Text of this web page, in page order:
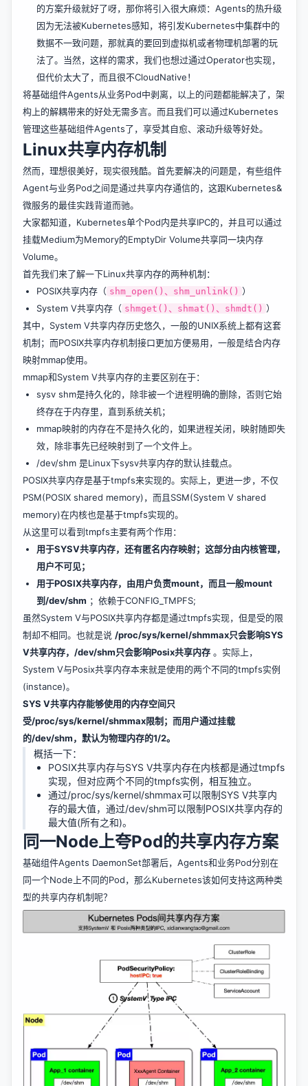
的方案升级就好了呀，那你将引入很大麻烦：Agents的热升级
因为无法被Kubernetes感知，将引发Kubernetes中集群中的
数据不一致问题，那就真的要回到虚拟机或者物理机部署的玩
法了。当然，这样的需求，我们也想过通过Operator也实现，
但代价太大了，而且很不CloudNative！
将基础组件Agents从业务Pod中剥离，以上的问题都能解决了，架
构上的解耦带来的好处无需多言。而且我们可以通过Kubernetes
管理这些基础组件Agents了，享受其自愈、滚动升级等好处。
Linux共享内存机制
然而，理想很美好，现实很残酷。首先要解决的问题是，有些组件
Agent与业务Pod之间是通过共享内存通信的，这跟Kubernetes&
微服务的最佳实践背道而驰。
大家都知道，Kubernetes单个Pod内是共享IPC的，并且可以通过
挂载Medium为Memory的EmptyDir Volume共享同一块内存
Volume。
首先我们来了解一下Linux共享内存的两种机制：
POSIX共享内存（ shm_open()、shm_unlink() ）
System V共享内存（ shmget()、shmat()、shmdt() ）
其中，System V共享内存历史悠久，一般的UNIX系统上都有这套
机制；而POSIX共享内存机制接口更加方便易用，一般是结合内存
映射mmap使用。
mmap和System V共享内存的主要区别在于：
sysv shm是持久化的，除非被一个进程明确的删除，否则它始
终存在于内存里，直到系统关机；
mmap映射的内存在不是持久化的，如果进程关闭，映射随即失
效，除非事先已经映射到了一个文件上。
/dev/shm 是Linux下sysv共享内存的默认挂载点。
POSIX共享内存是基于tmpfs来实现的。实际上，更进一步，不仅
PSM(POSIX shared memory)，而且SSM(System V shared
memory)在内核也是基于tmpfs实现的。
从这里可以看到tmpfs主要有两个作用：
用于SYSV共享内存，还有匿名内存映射；这部分由内核管理，
用户不可见；
用于POSIX共享内存，由用户负责mount，而且一般mount
到/dev/shm ；依赖于CONFIG_TMPFS;
虽然System V与POSIX共享内存都是通过tmpfs实现，但是受的限
制却不相同。也就是说 /proc/sys/kernel/shmmax只会影响SYS
V共享内存，/dev/shm只会影响Posix共享内存 。实际上，
System V与Posix共享内存本来就是使用的两个不同的tmpfs实例
(instance)。
SYS V共享内存能够使用的内存空间只
受/proc/sys/kernel/shmmax限制；而用户通过挂载
的/dev/shm，默认为物理内存的1/2。
概括一下：
POSIX共享内存与SYS V共享内存在内核都是通过tmpfs
实现，但对应两个不同的tmpfs实例，相互独立。
通过/proc/sys/kernel/shmmax可以限制SYS V共享内
存的最大值，通过/dev/shm可以限制POSIX共享内存的
最大值(所有之和)。
同一Node上夸Pod的共享内存方案
基础组件Agents DaemonSet部署后，Agents和业务Pod分别在
同一个Node上不同的Pod，那么Kubernetes该如何支持这两种类
型的共享内存机制呢？